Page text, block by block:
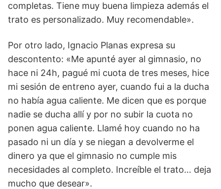
completas. Tiene muy buena limpieza además el
trato es personalizado. Muy recomendable».
Por otro lado, Ignacio Planas expresa su
descontento: «Me apunté ayer al gimnasio, no
hace ni 24h, pagué mi cuota de tres meses, hice
mi sesión de entreno ayer, cuando fui a la ducha
no había agua caliente. Me dicen que es porque
nadie se ducha allí y por no subir la cuota no
ponen agua caliente. Llamé hoy cuando no ha
pasado ni un día y se niegan a devolverme el
dinero ya que el gimnasio no cumple mis
necesidades al completo. Increíble el trato… deja
mucho que desear».